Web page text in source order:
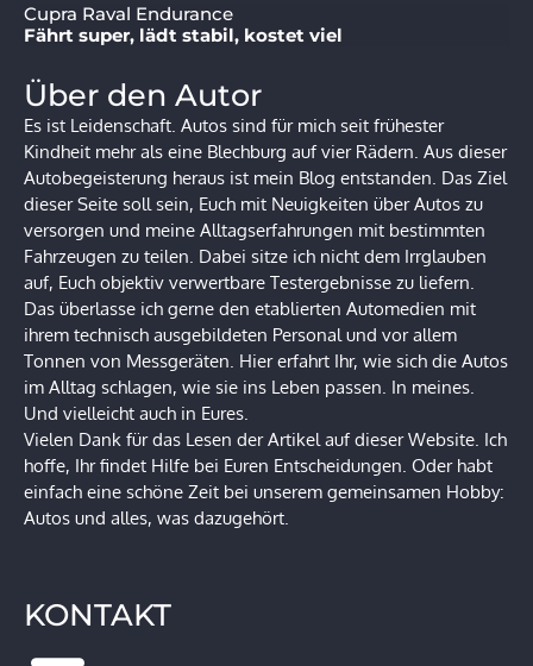
Cupra Raval Endurance
Fährt super, lädt stabil, kostet viel
Über den Autor
Es ist Leidenschaft. Autos sind für mich seit frühester
Kindheit mehr als eine Blechburg auf vier Rädern. Aus dieser
Autobegeisterung heraus ist mein Blog entstanden. Das Ziel
dieser Seite soll sein, Euch mit Neuigkeiten über Autos zu
versorgen und meine Alltagserfahrungen mit bestimmten
Fahrzeugen zu teilen. Dabei sitze ich nicht dem Irrglauben
auf, Euch objektiv verwertbare Testergebnisse zu liefern.
Das überlasse ich gerne den etablierten Automedien mit
ihrem technisch ausgebildeten Personal und vor allem
Tonnen von Messgeräten. Hier erfahrt Ihr, wie sich die Autos
im Alltag schlagen, wie sie ins Leben passen. In meines.
Und vielleicht auch in Eures.
Vielen Dank für das Lesen der Artikel auf dieser Website. Ich
hoffe, Ihr findet Hilfe bei Euren Entscheidungen. Oder habt
einfach eine schöne Zeit bei unserem gemeinsamen Hobby:
Autos und alles, was dazugehört.
KONTAKT